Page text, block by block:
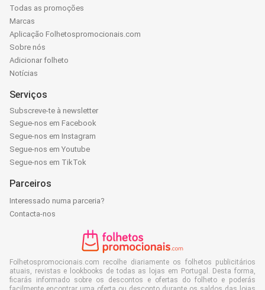
Todas as promoções
Marcas
Aplicação Folhetospromocionais.com
Sobre nós
Adicionar folheto
Notícias
Serviços
Subscreve-te à newsletter
Segue-nos em Facebook
Segue-nos em Instagram
Segue-nos em Youtube
Segue-nos em TikTok
Parceiros
Interessado numa parceria?
Contacta-nos
Folhetospromocionais.com recolhe diariamente os folhetos publicitários
atuais, revistas e lookbooks de todas as lojas em Portugal. Desta forma,
ficarás informado sobre os descontos e ofertas do folheto e poderás